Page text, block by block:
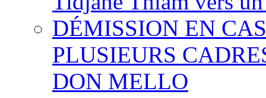
DÉMISSION EN
PLUSIEURS
DON MELLO